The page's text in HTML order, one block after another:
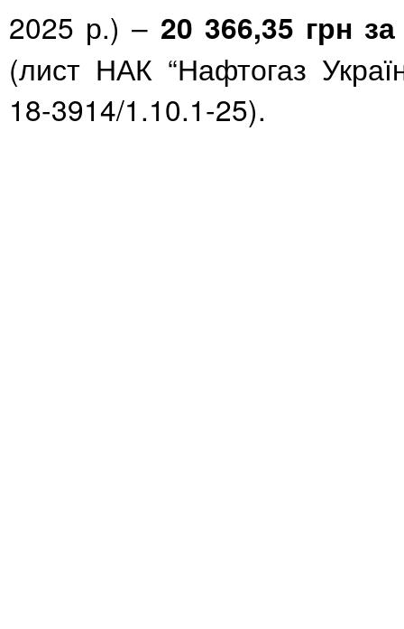
2025 р.) – 20 366,35 грн
(лист НАК “Нафтогаз
18-3914/1.10.1-25).